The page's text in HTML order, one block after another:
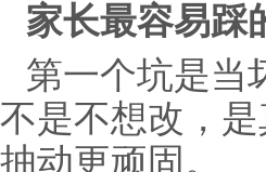
家长最容易踩
第一个坑是当
不是不想改，
抽动更顽固。